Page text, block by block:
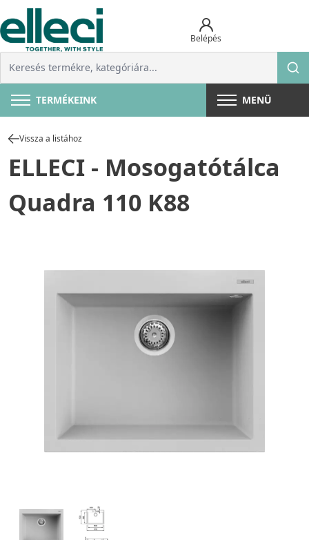
Belépés
TERMÉKEINK MENÜ
Vissza a listához
ELLECI - Mosogatótálca
Quadra 110 K88